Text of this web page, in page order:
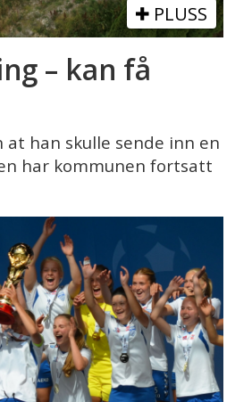
PLUSS
– kan få
at han skulle sende inn en
har kommunen fortsatt